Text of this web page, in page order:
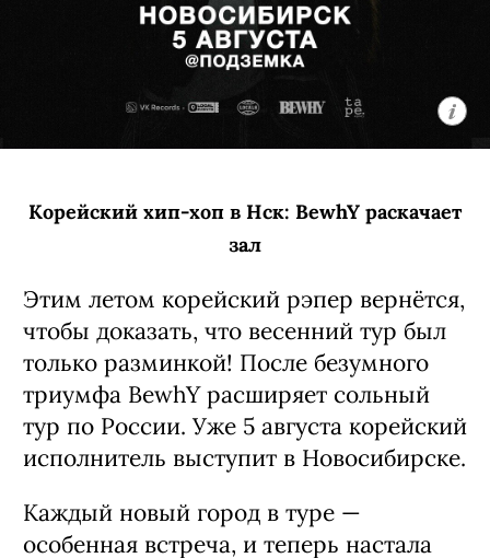
зал
Этим летом корейский рэпер вернётся,
чтобы доказать, что весенний тур был
только разминкой! После безумного
триумфа BewhY расширяет сольный
исполнитель выступит в Новосибирске.